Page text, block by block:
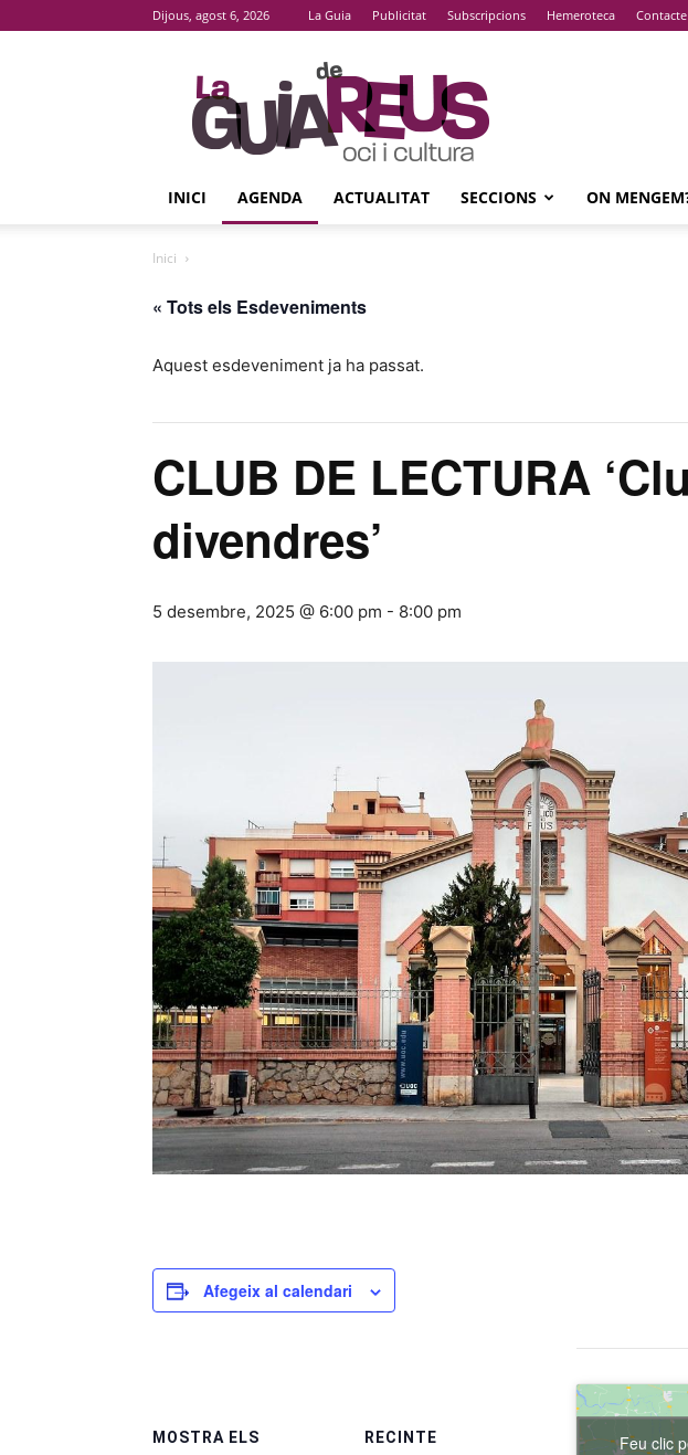
Dijous, agost 6, 2026 La Guia Publicitat Subscripcions Hemeroteca Contacte
La
Guia
De
Reus
INICI AGENDA ACTUALITAT SECCIONS ON
Inici
« Tots els Esdeveniments
Aquest esdeveniment ja ha passat.
CLUB DE LECTURA
divendres’
5 desembre, 2025 @ 6:00 pm - 8:00 pm
Afegeix al calendari
MOSTRA ELS RECINTE
Feu clic